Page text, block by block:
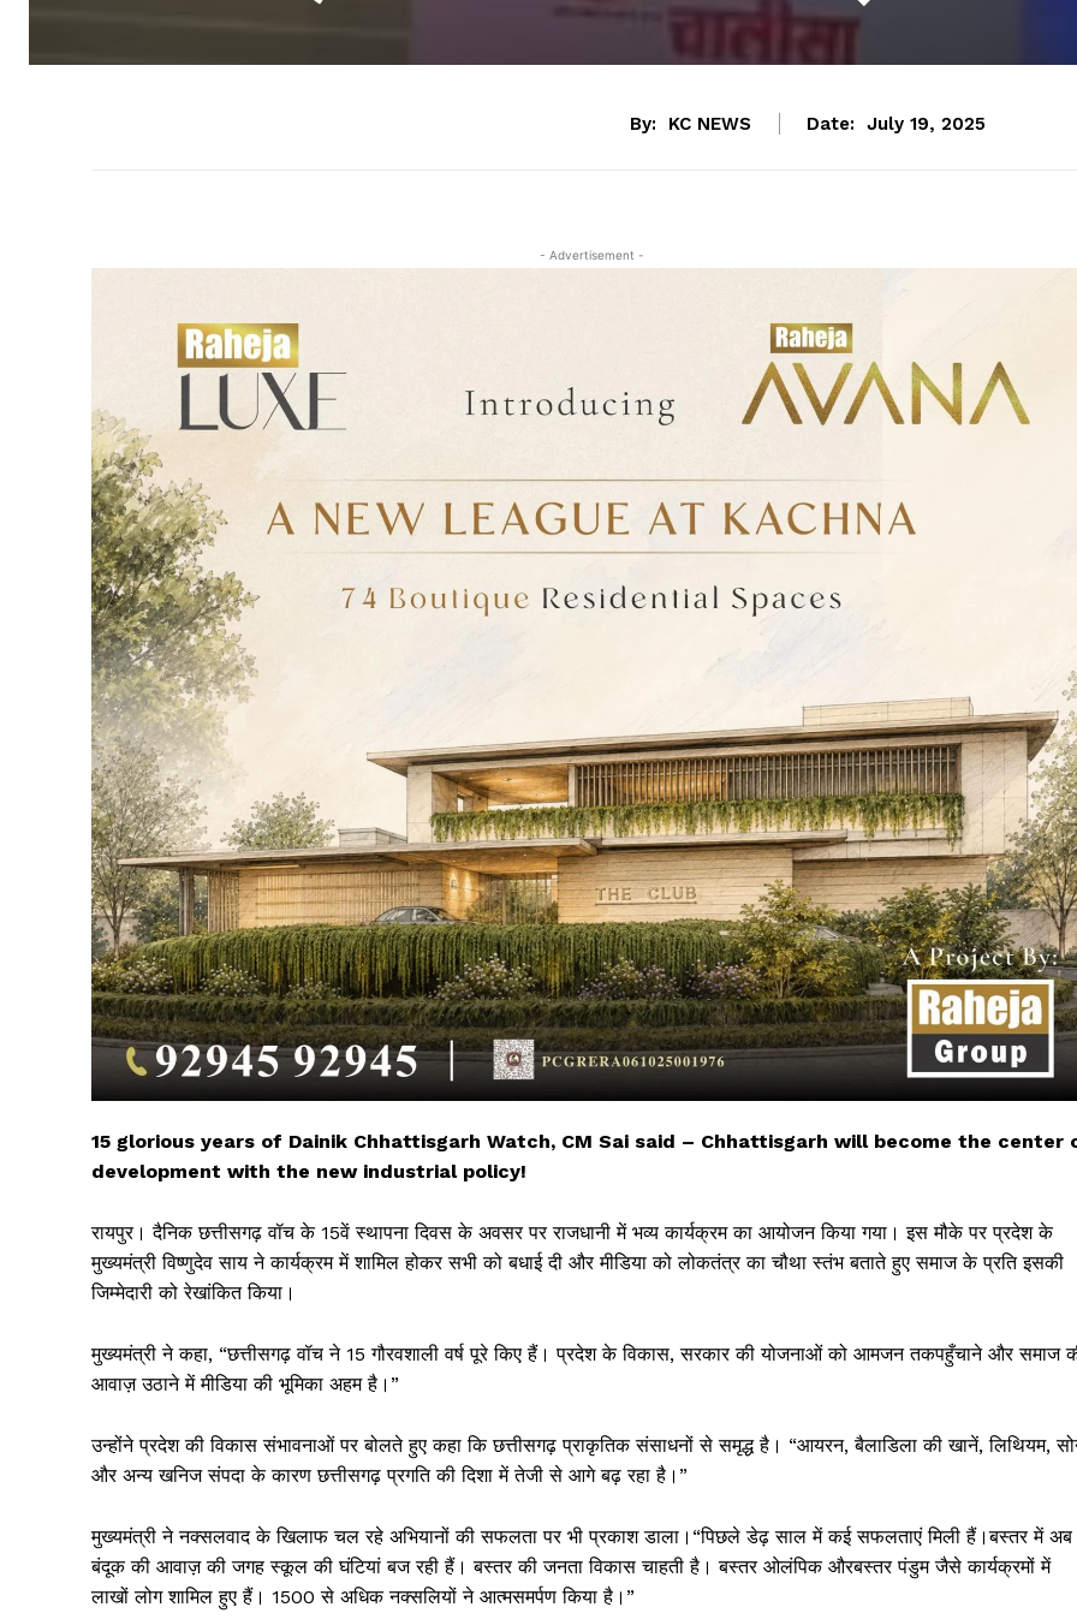
Khabarchalisa
देश दुनिया
By: KC NEWS Date: July 19, 2025
- Advertisement -
15 glorious years of Dainik Chhattisgarh Watch, CM Sai said – Chhattisgarh will become the center
development with the new industrial policy!
रायपुर। दैनिकछत्तीसगढ़ वॉच के 15वें स्थापना दिवस के अवसर पर राजधानी में भव्य कार्यक्रम का आयोजन किया गया। इस मौके पर प्रदेश के
मुख्यमंत्रीविष्णुदेव साय ने कार्यक्रम में शामिल होकर सभी को बधाई दी और मीडिया को लोकतंत्र का चौथा स्तंभ बताते हुए समाज के प्रति इसकी
जिम्मेदारी को रेखांकित किया।
मुख्यमंत्री ने कहा, “छत्तीसगढ़ वॉच ने15गौरवशाली वर्ष पूरे किए हैं। प्रदेश के विकास,सरकार की योजनाओं को आमजन तकपहुँचाने और समाज
आवाज़ उठाने में मीडिया की भूमिका अहम है। ”
उन्होंने प्रदेश की विकास संभावनाओं पर बोलते हुए कहा कि छत्तीसगढ़ प्राकृतिक संसाधनों से समृद्ध है। “आयरन,बैलाडिला की खानें,लिथियम,
और अन्य खनिज संपदा के कारण छत्तीसगढ़ प्रगति की दिशा में तेजी से आगे बढ़ रहा है। ”
मुख्यमंत्री ने नक्सलवाद के खिलाफ चल रहे अभियानों की सफलता पर भी प्रकाश डाला। “पिछले डेढ़ साल में कई सफलताएं मिली हैं।बस्तर में अब
बंदूक की आवाज़ की जगह स्कूल की घंटियां बज रही हैं। बस्तर की जनता विकास चाहती है। बस्तर ओलंपिक औरबस्तर पंडुम जैसे कार्यक्रमों में
लाखों लोग शामिल हुए हैं। 1500से अधिक नक्सलियों ने आत्मसमर्पण किया है। ”